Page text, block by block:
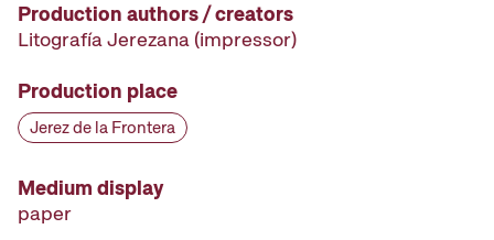
Production authors / creators
Litografía Jerezana (impressor)
Production place
Jerez de la Frontera
Medium display
paper